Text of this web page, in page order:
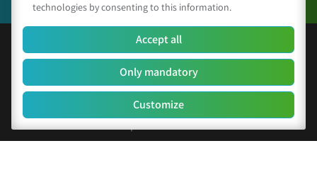
© Copyright 2025 CAA - all rights reserved
F.C. and V.A.T. 01529451203
R.E.A. n. 342491/BO
Social Capital Euro 156.000 i.v.
technologies by consenting to this information.
Accept all
Only mandatory
Customize